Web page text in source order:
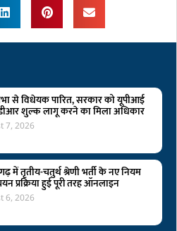
से विधेयक पारित, सरकार को यूपीआई
शुल्क लागू करने का मिला अधिकार
7, 2026
में तृतीय-चतुर्थ श्रेणी भर्ती के नए नियम
प्रक्रिया हुई पूरी तरह ऑनलाइन
6, 2026